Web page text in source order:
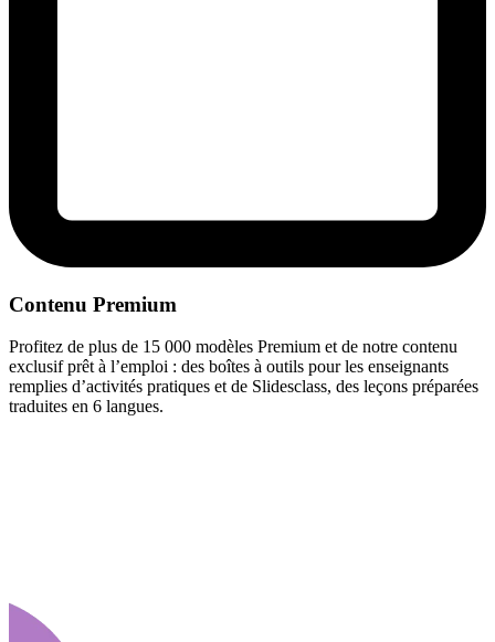
Contenu Premium
Profitez de plus de 15 000 modèles Premium et de notre contenu
exclusif prêt à l’emploi : des boîtes à outils pour les enseignants
remplies d’activités pratiques et de Slidesclass, des leçons préparées
traduites en 6 langues.